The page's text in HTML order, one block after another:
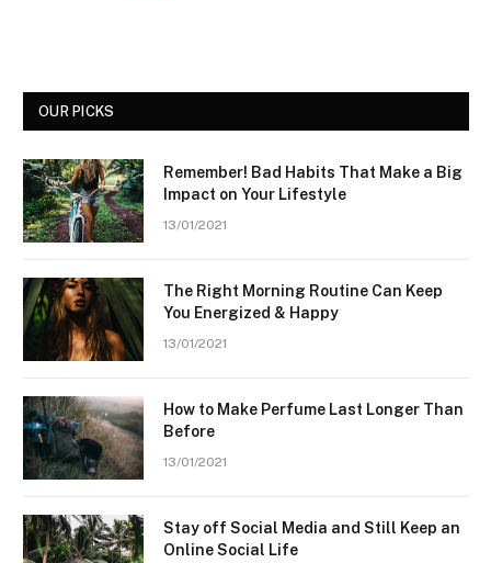
OUR PICKS
Remember! Bad Habits That Make a Big
Impact on Your Lifestyle
13/01/2021
The Right Morning Routine Can Keep
You Energized & Happy
13/01/2021
How to Make Perfume Last Longer Than
Before
13/01/2021
Stay off Social Media and Still Keep an
Online Social Life